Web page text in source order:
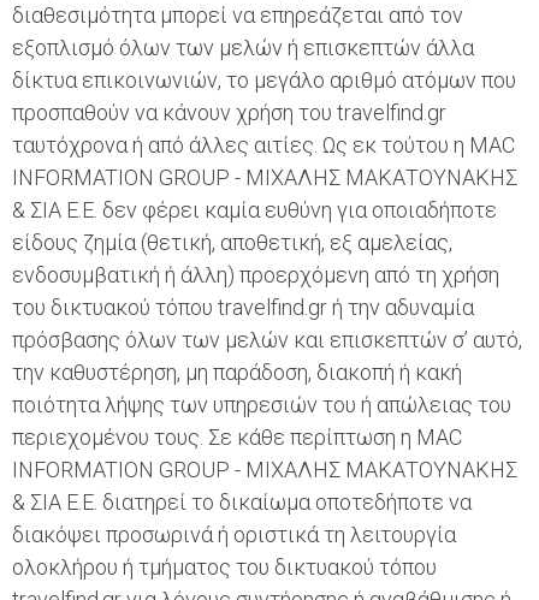
διαθεσιμότητα μπορεί να επηρεάζεται από τον
εξοπλισμό όλων των μελών ή επισκεπτών άλλα
δίκτυα επικοινωνιών, το μεγάλο αριθμό ατόμων που
προσπαθούν να κάνουν χρήση του travelfind.gr
ταυτόχρονα ή από άλλες αιτίες. Ως εκ τούτου η MAC
INFORMATION GROUP - ΜΙΧΑΛΗΣ ΜΑΚΑΤΟΥΝΑΚΗΣ
& ΣΙΑ Ε.Ε. δεν φέρει καμία ευθύνη για οποιαδήποτε
είδους ζημία (θετική, αποθετική, εξ αμελείας,
ενδοσυμβατική ή άλλη) προερχόμενη από τη χρήση
του δικτυακού τόπου travelfind.gr ή την αδυναμία
πρόσβασης όλων των μελών και επισκεπτών σ’ αυτό,
την καθυστέρηση, μη παράδοση, διακοπή ή κακή
ποιότητα λήψης των υπηρεσιών του ή απώλειας του
περιεχομένου τους. Σε κάθε περίπτωση η MAC
INFORMATION GROUP - ΜΙΧΑΛΗΣ ΜΑΚΑΤΟΥΝΑΚΗΣ
& ΣΙΑ Ε.Ε. διατηρεί το δικαίωμα οποτεδήποτε να
διακόψει προσωρινά ή οριστικά τη λειτουργία
ολοκλήρου ή τμήματος του δικτυακού τόπου